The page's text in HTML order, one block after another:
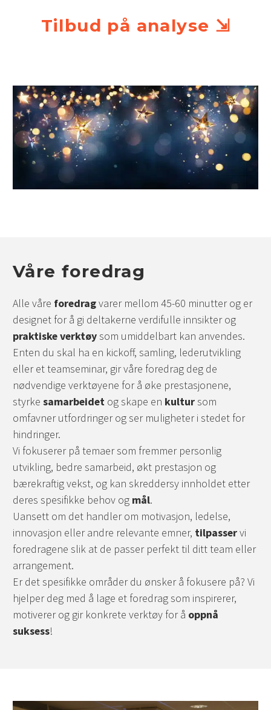
Tilbud på analyse ⇲
Våre foredrag
Alle våre foredragvarer mellom 45-60 minutter og er
designet for å gi deltakerne verdifulle innsikter og
praktiske verktøysom umiddelbart kan anvendes.
Enten du skal ha en kickoff, samling, lederutvikling
eller et teamseminar, gir våre foredrag deg de
nødvendige verktøyene for å øke prestasjonene,
styrke samarbeidet og skape en kultursom
omfavner utfordringer og ser muligheter i stedet for
hindringer.
Vi fokuserer på temaer som fremmer personlig
utvikling, bedre samarbeid, økt prestasjon og
bærekraftig vekst, og kan skreddersy innholdet etter
deres spesifikke behov og mål.
Uansett om det handler om motivasjon, ledelse,
innovasjon eller andre relevante emner, tilpasservi
foredragene slik at de passer perfekt til ditt team eller
arrangement.
Er det spesifikke områder du ønsker å fokusere på? Vi
hjelper deg med å lage et foredrag som inspirerer,
motiverer og gir konkrete verktøy for å oppnå
suksess!